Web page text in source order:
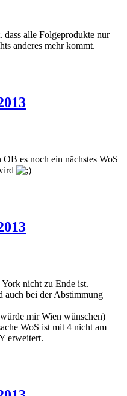
dass alle Folgeprodukte nur
anderes mehr kommt.
es noch ein nächstes WoS
nicht zu Ende ist.
auch bei der Abstimmung
mir Wien wünschen)
WoS ist mit 4 nicht am
erweitert.